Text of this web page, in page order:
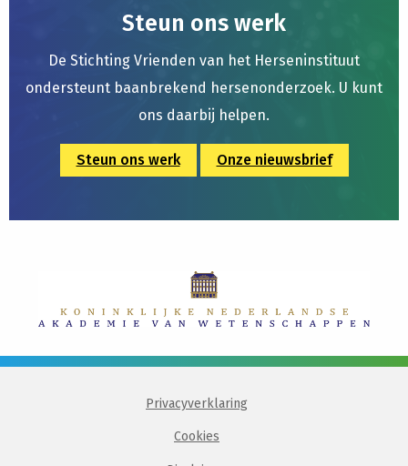
Steun ons werk
De Stichting Vrienden van het Herseninstituut
ondersteunt baanbrekend hersenonderzoek. U kunt
ons daarbij helpen.
Steun ons werk Onze nieuwsbrief
Privacyverklaring
Cookies